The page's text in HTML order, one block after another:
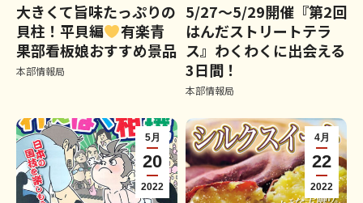
大きくて旨味たっぷりの
貝柱！平貝編
有楽青
果部看板娘おすすめ景品
本部情報局
5/27～5/29開催『第2回
はんだストリートテラ
ス』わくわくに出会える
3日間！
本部情報局
5月
20
2022
4月
22
2022